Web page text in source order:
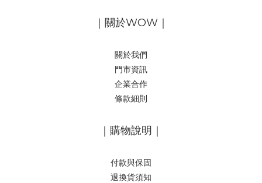
｜關於WOW｜
關於我們
門市資訊
企業合作
條款細則
｜購物說明｜
付款與保固
退換貨須知